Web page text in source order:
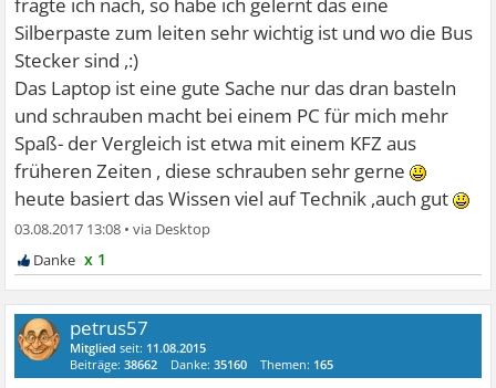
fragte ich nach, so habe ich gelernt das eine
Silberpaste zum leiten sehr wichtig ist und wo die Bus
Stecker sind ,:)
Das Laptop ist eine gute Sache nur das dran basteln
und schrauben macht bei einem PC für mich mehr
Spaß- der Vergleich ist etwa mit einem KFZ aus
früheren Zeiten , diese schrauben sehr gerne
heute basiert das Wissen viel auf Technik ,auch gut
03.08.2017 13:08 •
x 1
petrus57
Mitglied seit: 11.08.2015
Beiträge:38662 Danke:35160 Themen: 165